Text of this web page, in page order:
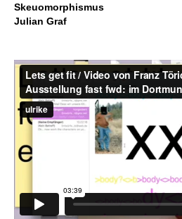
Skeuomorphismus
Julian Graf